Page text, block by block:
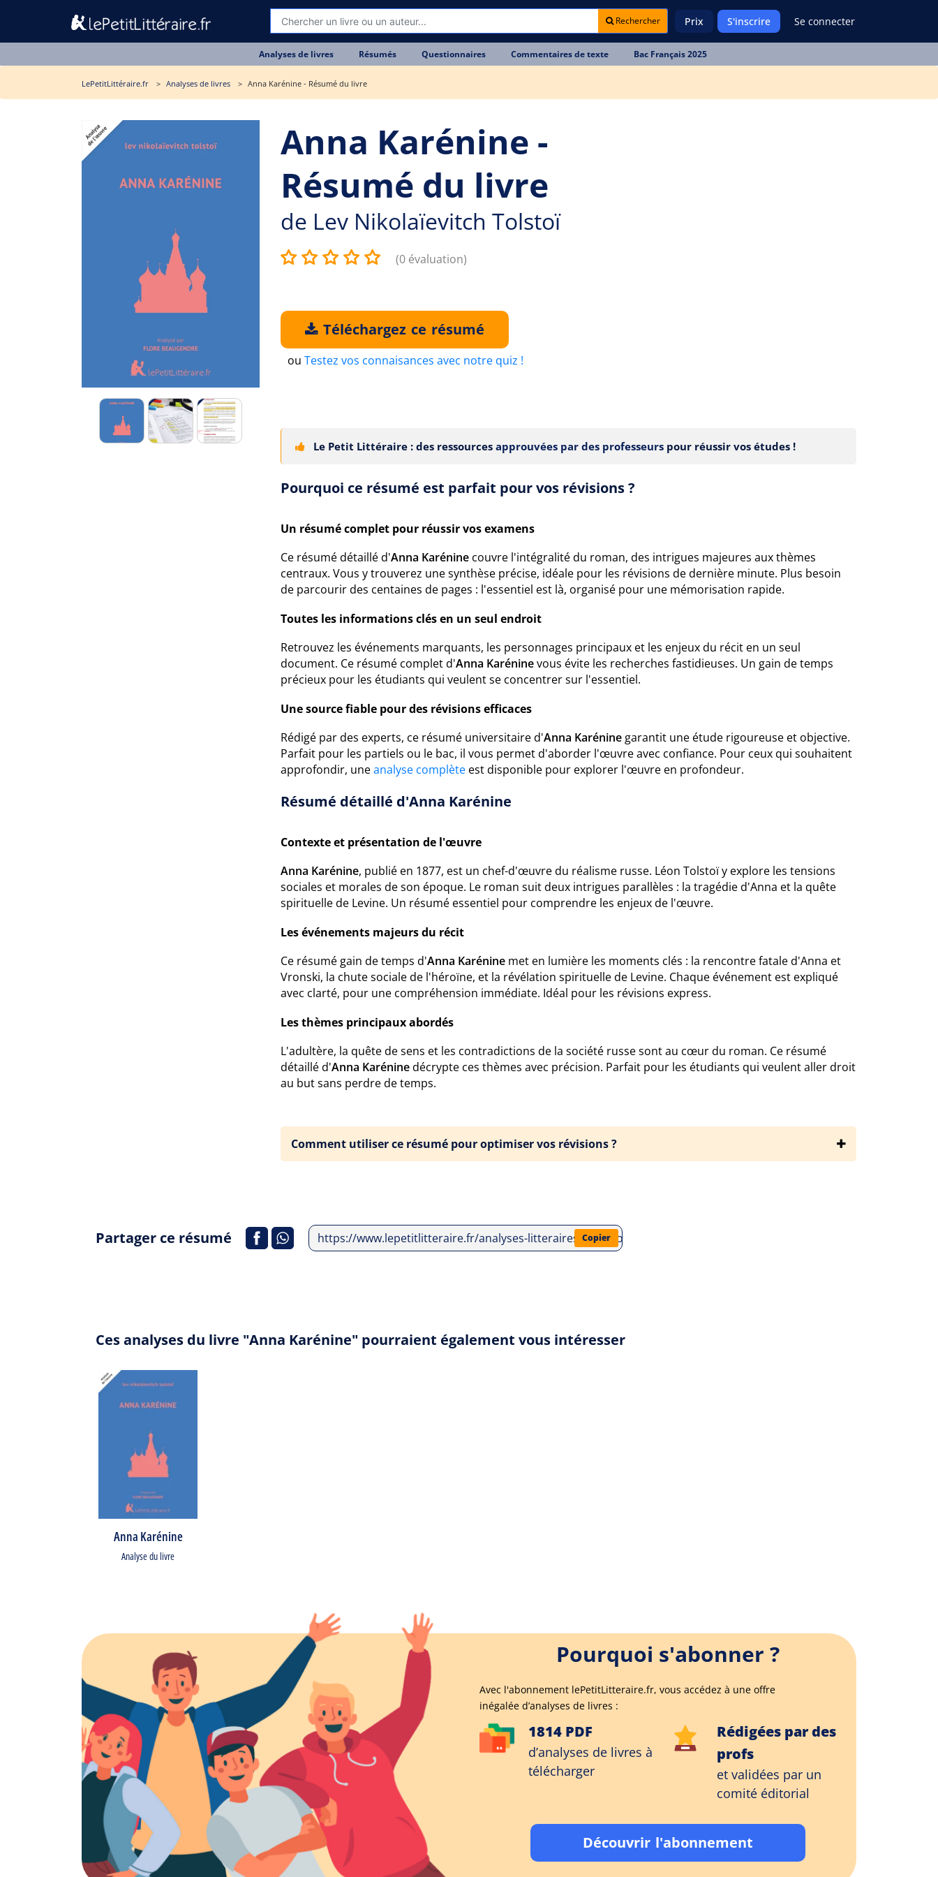
Rechercher Prix S'inscrire Se connecter
Analyses de livres Résumés Questionnaires Commentaires de texte Bac Français 2025
LePetitLittéraire.fr Analyses de livres Anna Karénine - Résumé du livre
Anna Karénine -
Résumé du livre
de Lev Nikolaïevitch Tolstoï
(0 évaluation)
Téléchargez ce résumé
ou Testez vos connaisances avec notre quiz !
Le Petit Littéraire : des ressources approuvées par des professeurs pour réussir vos études !
Pourquoi ce résumé est parfait pour vos révisions ?
Un résumé complet pour réussir vos examens
Ce résumé détaillé d'Anna Karénine couvre l'intégralité du roman, des intrigues majeures aux thèmes
centraux. Vous y trouverez une synthèse précise, idéale pour les révisions de dernière minute. Plus besoin
de parcourir des centaines de pages : l'essentiel est là, organisé pour une mémorisation rapide.
Toutes les informations clés en un seul endroit
Retrouvez les événements marquants, les personnages principaux et les enjeux du récit en un seul
document. Ce résumé complet d'Anna Karéninevous évite les recherches fastidieuses. Un gain de temps
précieux pour les étudiants qui veulent se concentrer sur l'essentiel.
Une source fiable pour des révisions efficaces
Rédigé par des experts, ce résumé universitaire d'Anna Karénine garantit une étude rigoureuse et objective.
Parfait pour les partiels ou le bac, il vous permet d'aborder l'œuvre avec confiance. Pour ceux qui souhaitent
approfondir, uneanalyse complète est disponible pour explorer l'œuvre en profondeur.
Résumé détaillé d'Anna Karénine
Contexte et présentation de l'œuvre
Anna Karénine, publié en 1877, est un chef-d'œuvre du réalisme russe. Léon Tolstoï y explore les tensions
sociales et morales de son époque. Le roman suit deux intrigues parallèles : la tragédie d'Anna et la quête
spirituelle de Levine. Un résumé essentiel pour comprendre les enjeux de l'œuvre.
Les événements majeurs du récit
Ce résumé gain de temps d'Anna Karénine met en lumière les moments clés : la rencontre fatale d'Anna et
Vronski, la chute sociale de l'héroïne, et la révélation spirituelle de Levine. Chaque événement est expliqué
avec clarté, pour une compréhension immédiate. Idéal pour les révisions express.
Les thèmes principaux abordés
L'adultère, la quête de sens et les contradictions de la société russe sont au cœur du roman. Ce résumé
détaillé d'Anna Karéninedécrypte ces thèmes avec précision. Parfait pour les étudiants qui veulent aller droit
au but sans perdre de temps.
Comment utiliser ce résumé pour optimiser vos révisions ?
Partager ce résumé https://www.lepetitlitteraire.fr/analyses-litteraires/lev-nikolaievitch-tolstoi/anna-karenine/resume
Copier
Ces analyses du livre "Anna Karénine" pourraient également vous intéresser
Anna Karénine
Analyse du livre
Pourquoi s'abonner ?
Avec l'abonnement lePetitLitteraire.fr, vous accédez à une offre
inégalée d’analyses de livres :
1814 PDF
d’analyses de livres à
télécharger
Rédigées par des
profs
et validées par un
comité éditorial
Découvrir l'abonnement